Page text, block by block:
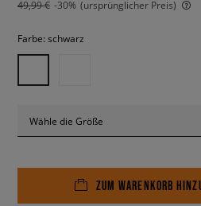
49,99 € -30% (ursprünglicher Preis)
Farbe: schwarz
Wähle die Größe
ZUM WARENKORB